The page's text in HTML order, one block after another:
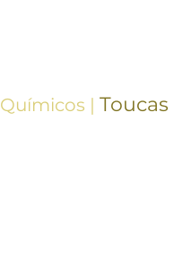
Químicos | Toucas